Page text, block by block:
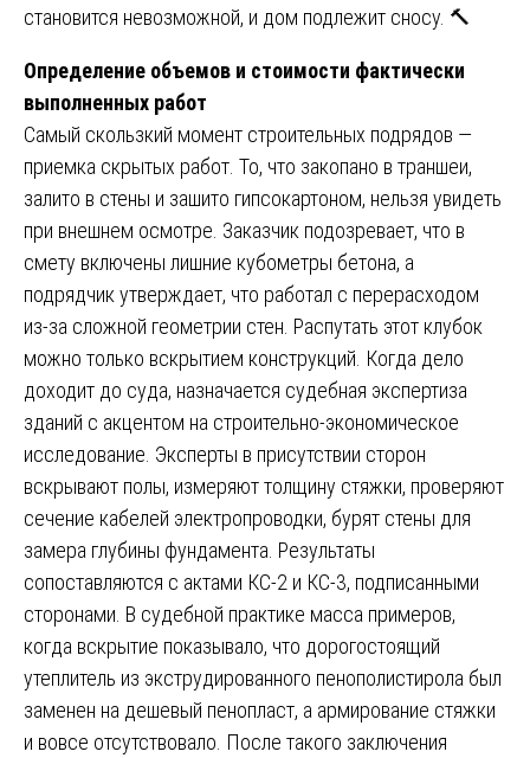
становится невозможной, и дом подлежит сносу. 🔨
Определение объемов и стоимости фактически
выполненных работ
Самый скользкий момент строительных подрядов —
приемка скрытых работ. То, что закопано в траншеи,
залито в стены и зашито гипсокартоном, нельзя увидеть
при внешнем осмотре. Заказчик подозревает, что в
смету включены лишние кубометры бетона, а
подрядчик утверждает, что работал с перерасходом
из-за сложной геометрии стен. Распутать этот клубок
можно только вскрытием конструкций. Когда дело
доходит до суда, назначается судебная экспертиза
зданий с акцентом на строительно-экономическое
исследование. Эксперты в присутствии сторон
вскрывают полы, измеряют толщину стяжки, проверяют
сечение кабелей электропроводки, бурят стены для
замера глубины фундамента. Результаты
сопоставляются с актами КС-2 и КС-3, подписанными
сторонами. В судебной практике масса примеров,
когда вскрытие показывало, что дорогостоящий
утеплитель из экструдированного пенополистирола был
заменен на дешевый пенопласт, а армирование стяжки
и вовсе отсутствовало. После такого заключения